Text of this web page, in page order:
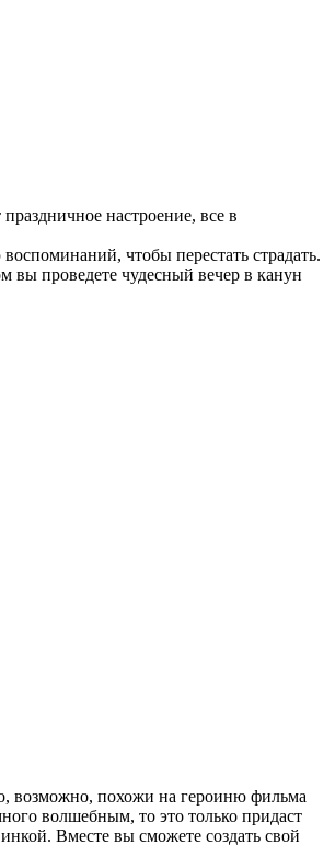
настроение, все в
чтобы перестать страдать.
вы проведете чудесный вечер в канун
возможно, похожи на героиню фильма
волшебным, то это только придаст
Вместе вы сможете создать свой